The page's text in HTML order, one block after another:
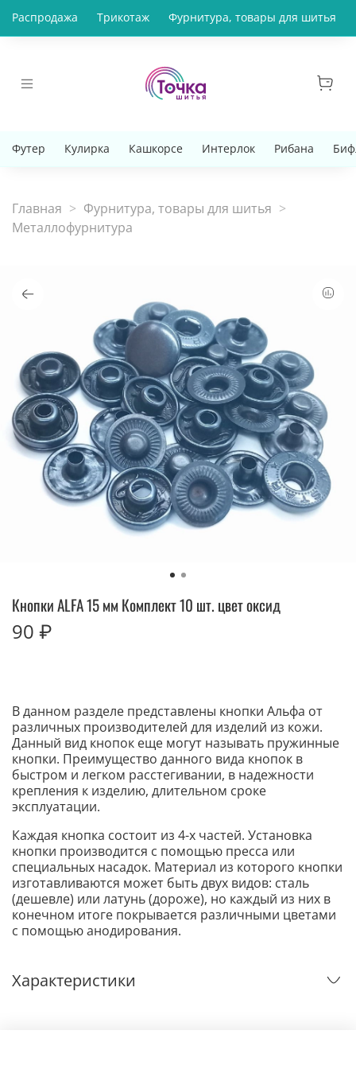
Распродажа Трикотаж Фурнитура, товары для шитья
Футер Кулирка Кашкорсе Интерлок Рибана
Главная
Фурнитура, товары для шитья
Металлофурнитура
Кнопки ALFA 15 мм Комплект 10 шт. цвет оксид
90 ₽
В данном разделе представлены кнопки Альфа от
различных производителей для изделий из кожи.
Данный вид кнопок еще могут называть пружинные
кнопки. Преимущество данного вида кнопок в
быстром и легком расстегивании, в надежности
крепления к изделию, длительном сроке
эксплуатации.
Каждая кнопка состоит из 4-х частей. Установка
кнопки производится с помощью пресса или
специальных насадок. Материал из которого кнопки
изготавливаются может быть двух видов: сталь
(дешевле) или латунь (дороже), но каждый из них в
конечном итоге покрывается различными цветами
с помощью анодирования.
Характеристики